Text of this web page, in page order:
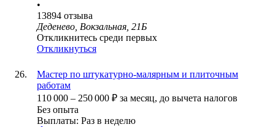
•
13894 отзыва
Деденево, Вокзальная, 21Б
Откликнитесь среди первых
Откликнуться
Мастер по штукатурно-малярным и плиточным
работам
110 000 – 250 000 ₽ за месяц, до вычета налогов
Без опыта
Выплаты: Раз в неделю